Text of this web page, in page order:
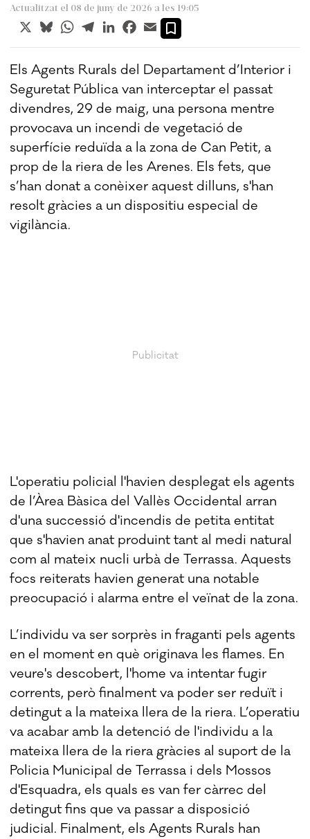
Actualitzat el 08 de juny de 2026 a les 19:05
X BlueskyWhatsApp
TelegramLinkedInFacebook
Email
Els Agents Rurals del Departament d’Interior i
Seguretat Pública van interceptar el passat
divendres, 29 de maig, una persona mentre
provocava un incendi de vegetació de
superfície reduïda a la zona de Can Petit, a
prop de la riera de les Arenes. Els fets, que
s’han donat a conèixer aquest dilluns, s'han
resolt gràcies a un dispositiu especial de
vigilància.
L'operatiu policial l'havien desplegat els agents
de l’Àrea Bàsica del Vallès Occidental arran
d'una successió d'incendis de petita entitat
que s'havien anat produint tant al medi natural
com al mateix nucli urbà de Terrassa. Aquests
focs reiterats havien generat una notable
preocupació i alarma entre el veïnat de la zona.
L’individu va ser sorprès in fraganti pels agents
en el moment en què originava les flames. En
veure's descobert, l'home va intentar fugir
corrents, però finalment va poder ser reduït i
detingut a la mateixa llera de la riera. L’operatiu
va acabar amb la detenció de l'individu a la
mateixa llera de la riera gràcies al suport de la
Policia Municipal de Terrassa i dels Mossos
d'Esquadra, els quals es van fer càrrec del
detingut fins que va passar a disposició
judicial. Finalment, els Agents Rurals han